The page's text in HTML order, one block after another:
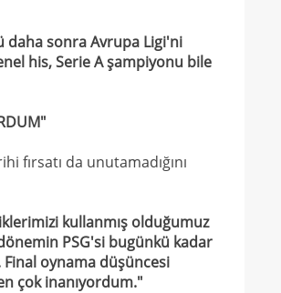
daha sonra Avrupa Ligi'ni
his, Serie A şampiyonu bile
fırsatı da unutamadığını
kullanmış olduğumuz
PSG'si bugünkü kadar
Final oynama düşüncesi
çok inanıyordum."